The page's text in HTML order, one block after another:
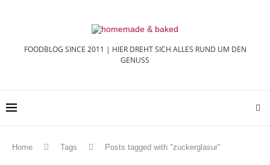
FOODBLOG SINCE 2011 | HIER DREHT SICH ALLES RUND UM DEN
GENUSS
Home Tags Posts tagged with "zuckerglasur"